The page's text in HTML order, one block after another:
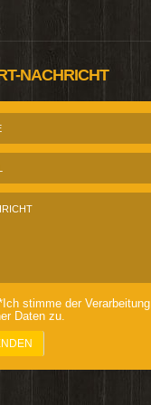
NACHRICHT
stimme der Verarbeitung
Daten zu.